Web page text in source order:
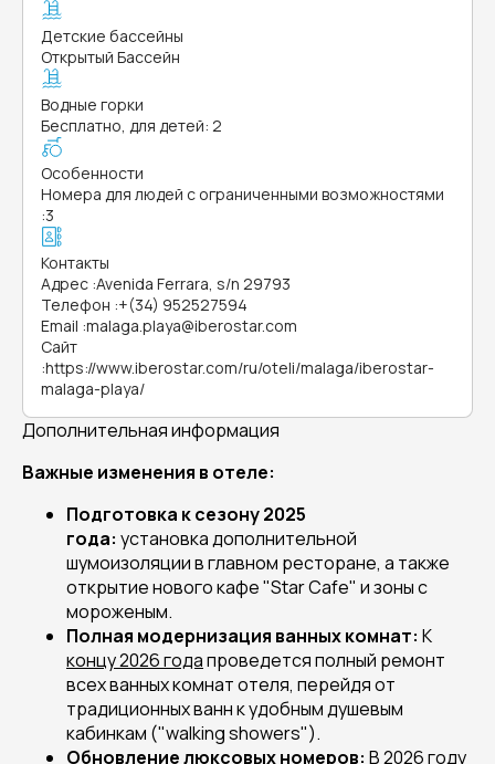
Детские бассейны
Открытый Бассейн
Водные горки
Бесплатно, для детей: 2
Особенности
Номера для людей с ограниченными возможностями
:3
Контакты
Адрес :Avenida Ferrara, s/n 29793
Телефон :+(34) 952527594
Email :malaga.playa@iberostar.com
Сайт
:https://www.iberostar.com/ru/oteli/malaga/iberostar-
malaga-playa/
Дополнительная информация
Важные изменения в отеле:
Подготовка к сезону 2025
года: установка дополнительной
шумоизоляции в главном ресторане, а также
открытие нового кафе "Star Cafe" и зоны с
мороженым.
Полная модернизация ванных комнат: К
концу 2026 годапроведется полный ремонт
всех ванных комнат отеля, перейдя от
традиционных ванн к удобным душевым
кабинкам ("walking showers").
Обновление люксовых номеров: В 2026 году